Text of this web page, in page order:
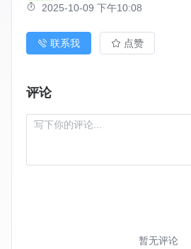
2025-10-09 下午10:08
联系我 点赞
评论
暂无评论